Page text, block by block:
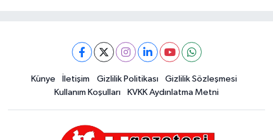
Künye İletişim Gizlilik Politikası
Gizlilik Sözleşmesi
Kullanım Koşulları
KVKK Aydınlatma Metni